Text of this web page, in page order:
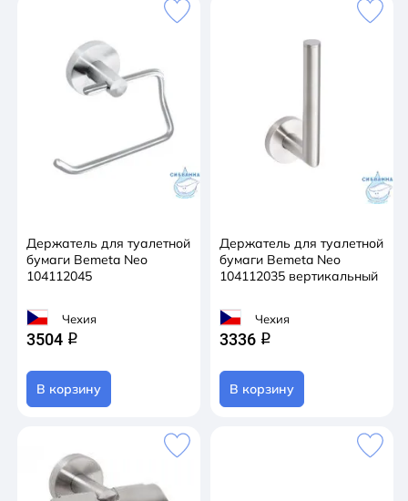
Держатель для туалетной
бумаги Bemeta Neo
104112045
Чехия
3504 q
В корзину
Держатель для туалетной
бумаги Bemeta Neo
104112035 вертикальный
Чехия
3336 q
В корзину